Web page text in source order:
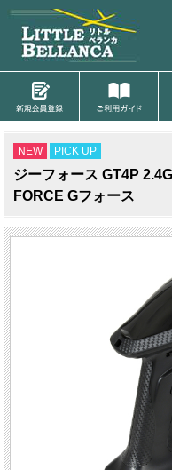
NEW PICK UP
ジーフォース GT4P
FORCE Gフォース